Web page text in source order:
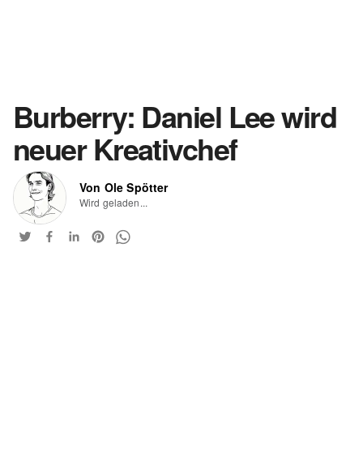
Burberry: Daniel Lee wird
neuer Kreativchef
Von Ole Spötter
Wird geladen...